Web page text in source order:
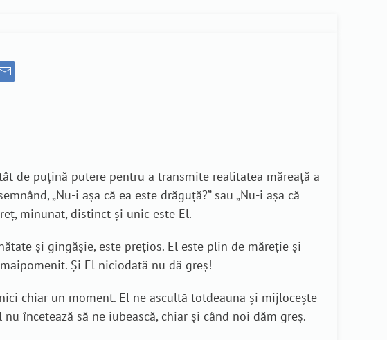
de puțină putere pentru a transmite realitatea măreață a
„Nu-i așa că ea este drăguță?” sau „Nu-i așa că
minunat, distinct și unic este El.
și gingășie, este prețios. El este plin de măreție și
Și El niciodată nu dă greș!
chiar un moment. El ne ascultă totdeauna și mijlocește
încetează să ne iubească, chiar și când noi dăm greș.